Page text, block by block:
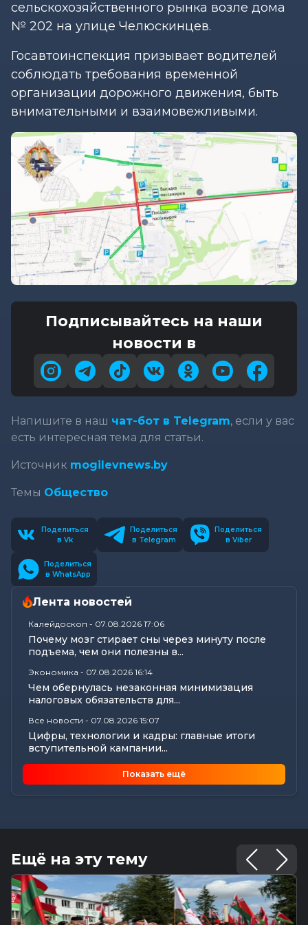
сельскохозяйственного рынка возле дома
№ 202 на улице Челюскинцев.
Госавтоинспекция призывает водителей
соблюдать требования временной
организации дорожного движения, быть
внимательными и взаимовежливыми.
Подписывайтесь на наши
новости в
Напишите в наш чат-бот в Telegram, если у вас
есть интересная тема для статьи.
Источник mogilevnews.by
Темы Общество
Поделиться
в Vk
Поделиться
в Telegram
Поделиться
в Viber
Поделиться
в WhatsApp
Лента новостей
Калейдоскоп - 07.08.2026 17:06
Почему мозг стирает сны через минуту после
подъема, чем они полезны в...
Экономика - 07.08.2026 16:14
Чем обернулась незаконная минимизация
налоговых обязательств для...
Все новости - 07.08.2026 15:07
Цифры, технологии и кадры: главные итоги
вступительной кампании...
В Могилеве предали земле останки более 140
жертв геноцида...
Погода 8 августа в Могилевской области: не
Общество -07.08.2026 14:32
Какие ограничения действуют на водоемах
Могилевщины, рассказали...
Экономика -07.08.2026 14:16
Показать ещё
Ещё на эту тему